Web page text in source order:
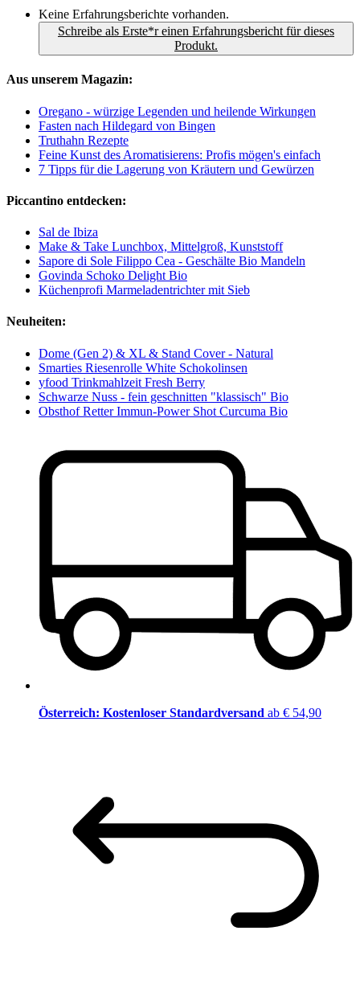
Keine Erfahrungsberichte vorhanden.
Schreibe als Erste*r einen Erfahrungsbericht für dieses
Produkt.
Aus unserem Magazin:
Oregano - würzige Legenden und heilende Wirkungen
Fasten nach Hildegard von Bingen
Truthahn Rezepte
Feine Kunst des Aromatisierens: Profis mögen's einfach
7 Tipps für die Lagerung von Kräutern und Gewürzen
Piccantino entdecken:
Sal de Ibiza
Make & Take Lunchbox, Mittelgroß, Kunststoff
Sapore di Sole Filippo Cea - Geschälte Bio Mandeln
Govinda Schoko Delight Bio
Küchenprofi Marmeladentrichter mit Sieb
Neuheiten:
Dome (Gen 2) & XL & Stand Cover - Natural
Smarties Riesenrolle White Schokolinsen
yfood Trinkmahlzeit Fresh Berry
Schwarze Nuss - fein geschnitten "klassisch" Bio
Obsthof Retter Immun-Power Shot Curcuma Bio
Österreich: Kostenloser Standardversand ab € 54,90